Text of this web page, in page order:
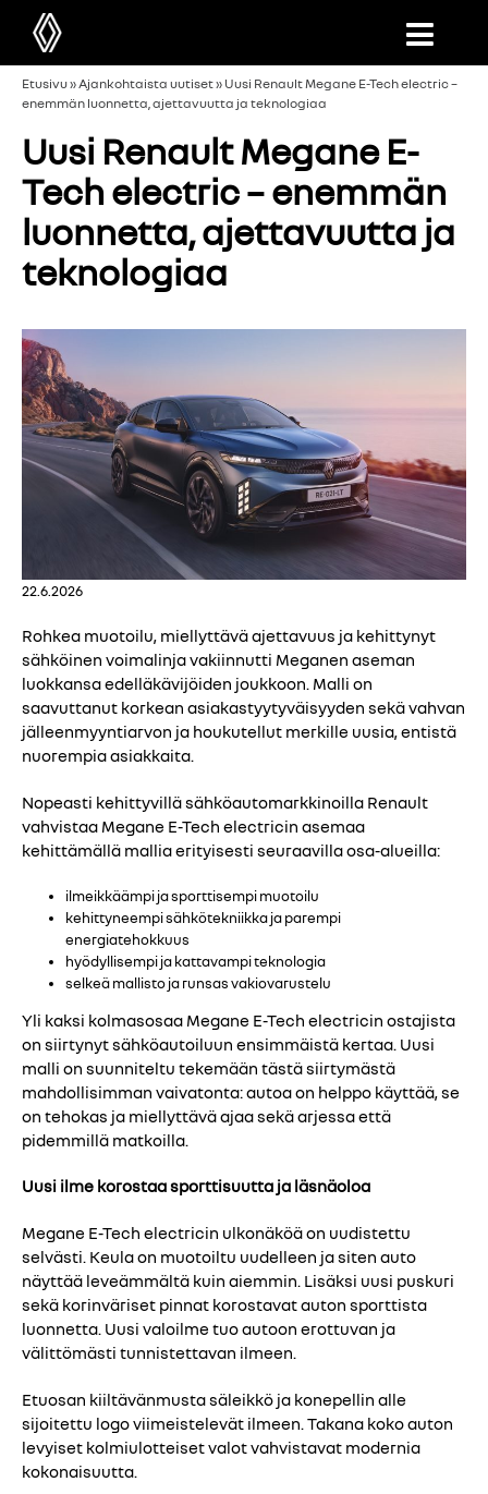
Etusivu»Ajankohtaista uutiset» Uusi Renault Megane E-Tech electric –
enemmän luonnetta, ajettavuutta ja teknologiaa
Uusi Renault Megane E-
Tech electric – enemmän
luonnetta, ajettavuutta ja
teknologiaa
22.6.2026
Rohkea muotoilu, miellyttävä ajettavuus ja kehittynyt
sähköinen voimalinja vakiinnutti Meganen aseman
luokkansa edelläkävijöiden joukkoon. Malli on
saavuttanut korkean asiakastyytyväisyyden sekä vahvan
jälleenmyyntiarvon ja houkutellut merkille uusia, entistä
nuorempia asiakkaita.
Nopeasti kehittyvillä sähköautomarkkinoilla Renault
vahvistaa Megane E-Tech electricin asemaa
kehittämällä mallia erityisesti seuraavilla osa-alueilla:
ilmeikkäämpi ja sporttisempi muotoilu
kehittyneempi sähkötekniikka ja parempi
energiatehokkuus
hyödyllisempi ja kattavampi teknologia
selkeä mallisto ja runsas vakiovarustelu
Yli kaksi kolmasosaa Megane E-Tech electricin ostajista
on siirtynyt sähköautoiluun ensimmäistä kertaa. Uusi
malli on suunniteltu tekemään tästä siirtymästä
mahdollisimman vaivatonta: autoa on helppo käyttää, se
on tehokas ja miellyttävä ajaa sekä arjessa että
pidemmillä matkoilla.
Uusi ilme korostaa sporttisuutta ja läsnäoloa
Megane E-Tech electricin ulkonäköä on uudistettu
selvästi. Keula on muotoiltu uudelleen ja siten auto
näyttää leveämmältä kuin aiemmin. Lisäksi uusi puskuri
sekä korinväriset pinnat korostavat auton sporttista
luonnetta. Uusi valoilme tuo autoon erottuvan ja
välittömästi tunnistettavan ilmeen.
Etuosan kiiltävänmusta säleikkö ja konepellin alle
sijoitettu logo viimeistelevät ilmeen. Takana koko auton
levyiset kolmiulotteiset valot vahvistavat modernia
kokonaisuutta.